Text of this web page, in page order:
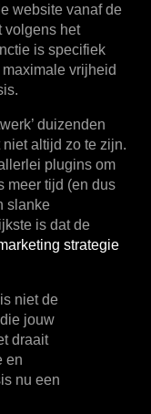
website vanaf de
volgens het
is specifiek
vrijheid
duizenden
niet altijd zo te zijn.
plugins om
meer tijd (en dus
slanke
is dat de
strategie
niet de
jouw
draait
en
nu een